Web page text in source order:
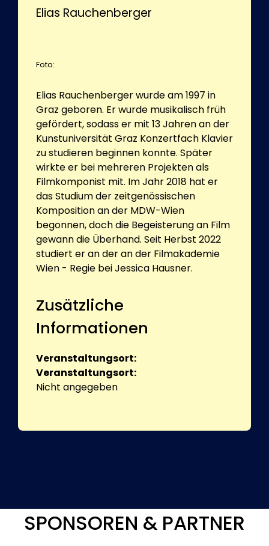
Elias Rauchenberger
Foto:
Elias Rauchenberger wurde am 1997 in
Graz geboren. Er wurde musikalisch früh
gefördert, sodass er mit 13 Jahren an der
Kunstuniversität Graz Konzertfach Klavier
zu studieren beginnen konnte. Später
wirkte er bei mehreren Projekten als
Filmkomponist mit. Im Jahr 2018 hat er
das Studium der zeitgenössischen
Komposition an der MDW-Wien
begonnen, doch die Begeisterung an Film
gewann die Überhand. Seit Herbst 2022
studiert er an der an der Filmakademie
Wien - Regie bei Jessica Hausner.
Zusätzliche
Informationen
Veranstaltungsort:
Veranstaltungsort:
Nicht angegeben
SPONSOREN & PARTNER